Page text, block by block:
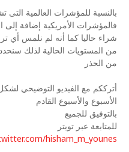
بالنسبة للمؤشرات العالمية التى
فالمؤشرات الأمريكية إضافة
شراء حاليا كما أنه لم نلمس أي
من المستويات الحالية لذلك
من الحذر
أترككم مع الفيديو التوضيحي
الأسبوع والأسبوع القادم
بالتوفيق للجميع
للمتابعة عبر تويتر
hisham_m_younes